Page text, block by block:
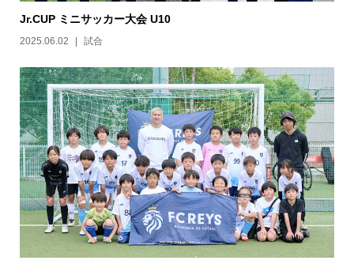
Jr.CUP ミニサッカー大会 U10
2025.06.02 試合